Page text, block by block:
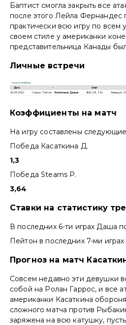
Баптист смогла закрыть все
после этого Лейла Фернандес
практически всю игру по всем
своем стиле у американки
представительница Канады
Личные встречи
Коэффициенты на матч
На игру составлены
Победа Касаткина Д.
1,3
Победа Stearns P.
3,64
Ставки на статистику
В последних 6-ти играх Даша
Пейтон в последних 7-ми
Прогноз на матч
Совсем недавно эти девушки
собой на Ролан Гаррос, и все
американки Касаткина
сложного матча против
заряжена на всю катушку,